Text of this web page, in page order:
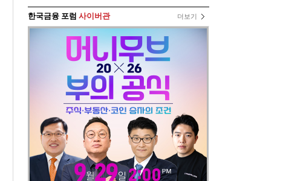
한국금융 포럼 사이버관 더보기